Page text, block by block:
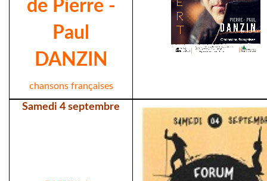
de Pierre -
Paul
DANZIN
chansons françaises
Samedi 4 septembre